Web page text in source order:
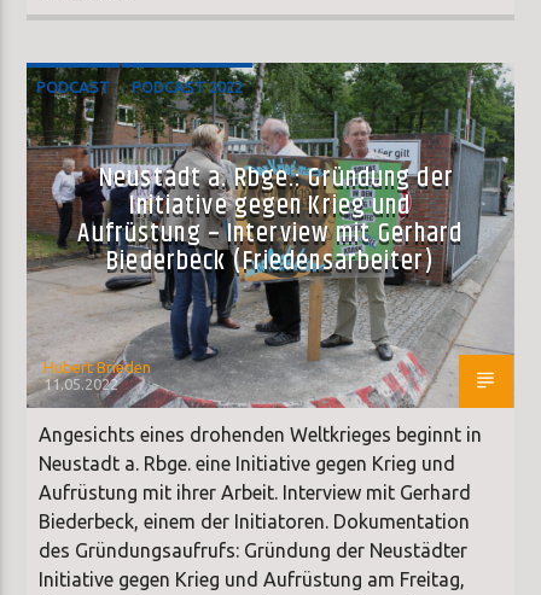
PODCAST PODCAST 2022
Neustadt a. Rbge.: Gründung der
Initiative gegen Krieg und
Aufrüstung – Interview mit Gerhard
Biederbeck (Friedensarbeiter)
Hubert Brieden
11.05.2022
Angesichts eines drohenden Weltkrieges beginnt in
Neustadt a. Rbge. eine Initiative gegen Krieg und
Aufrüstung mit ihrer Arbeit. Interview mit Gerhard
Biederbeck, einem der Initiatoren. Dokumentation
des Gründungsaufrufs: Gründung der Neustädter
Initiative gegen Krieg und Aufrüstung am Freitag,